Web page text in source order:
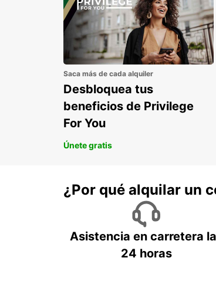
Saca más de cada alquiler
Desbloquea tus
beneficios de Privilege
For You
Únete gratis
¿Por qué alquilar un
Asistencia en carretera
24 horas